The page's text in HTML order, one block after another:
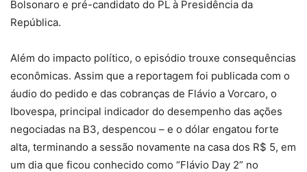
Bolsonaro e pré-candidato do PL à Presidência da
República.
Além do impacto político, o episódio trouxe consequências
econômicas. Assim que a reportagem foi publicada com o
áudio do pedido e das cobranças de Flávio a Vorcaro, o
Ibovespa, principal indicador do desempenho das ações
negociadas na B3, despencou – e o dólar engatou forte
alta, terminando a sessão novamente na casa dos R$ 5, em
um dia que ficou conhecido como “Flávio Day 2” no